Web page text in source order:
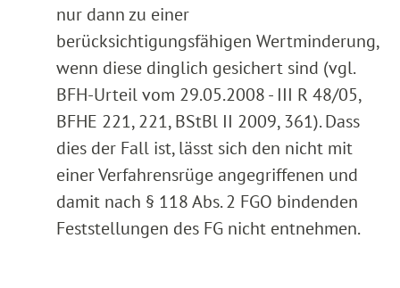
nur dann zu einer
berücksichtigungsfähigen Wertminderung,
wenn diese dinglich gesichert sind (vgl.
BFH-Urteil vom 29.05.2008 - III R 48/05,
BFHE 221, 221, BStBl II 2009, 361). Dass
dies der Fall ist, lässt sich den nicht mit
einer Verfahrensrüge angegriffenen und
damit nach § 118 Abs. 2 FGO bindenden
Feststellungen des FG nicht entnehmen.